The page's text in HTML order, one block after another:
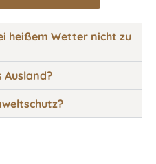
heißem Wetter nicht zu
Ausland?